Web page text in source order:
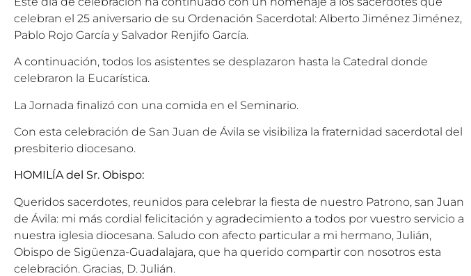
celebran el 25 aniversario de su Ordenación Sacerdotal: Alberto Jiménez Jiménez,
Pablo Rojo García y Salvador Renjifo García.
A continuación, todos los asistentes se desplazaron hasta la Catedral donde
celebraron la Eucarística.
La Jornada finalizó con una comida en el Seminario.
Con esta celebración de San Juan de Ávila se visibiliza la fraternidad sacerdotal del
presbiterio diocesano.
HOMILÍA del Sr. Obispo:
Queridos sacerdotes, reunidos para celebrar la fiesta de nuestro Patrono, san Juan
de Ávila: mi más cordial felicitación y agradecimiento a todos por vuestro servicio a
nuestra iglesia diocesana. Saludo con afecto particular a mi hermano, Julián,
Obispo de Sigüenza-Guadalajara, que ha querido compartir con nosotros esta
celebración. Gracias, D. Julián.